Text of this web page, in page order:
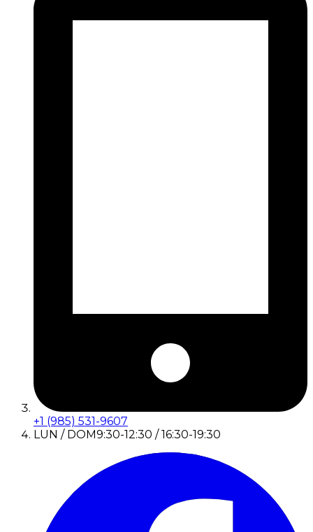
+1 (985) 531-9607
LUN / DOM9:30-12:30 / 16:30-19:30